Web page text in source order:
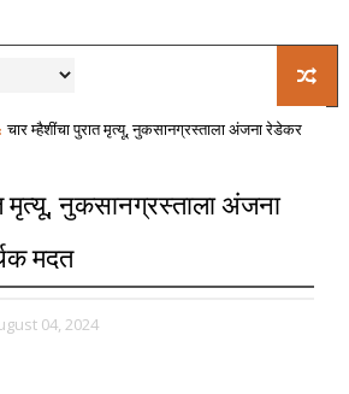
चार म्हैशींचा पुरात मृत्यू, नुकसानग्रस्ताला अंजना रेडेकर
मृत्यू, नुकसानग्रस्ताला अंजना
मदत
04, 2024